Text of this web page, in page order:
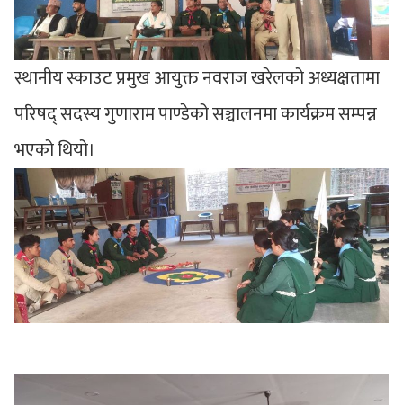
स्थानीय स्काउट प्रमुख आयुक्त नवराज खरेलको अध्यक्षतामा
परिषद् सदस्य गुणाराम पाण्डेको सञ्चालनमा कार्यक्रम सम्पन्न
भएको थियो।